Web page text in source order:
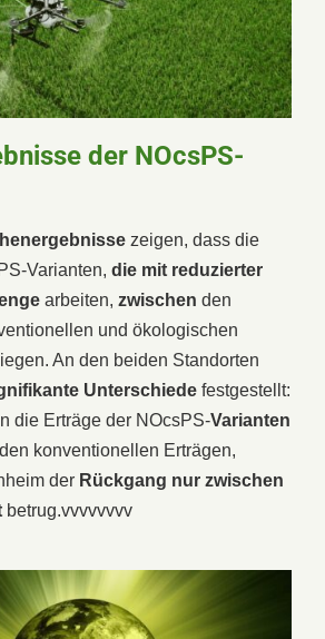
der NOcsPS-
zeigen, dass die
Varianten, die mit reduzierter
arbeiten, zwischen den
und ökologischen
An den beiden Standorten
Unterschiede festgestellt:
die Erträge der NOcsPS-Varianten
konventionellen Erträgen,
der Rückgang nur zwischen
betrug.vvvvvvvv